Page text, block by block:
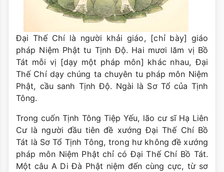
Đại Thế Chí là người khải giáo, [chỉ bày] giáo
pháp Niệm Phật tu Tịnh Độ. Hai mươi lăm vị Bồ
Tát mỗi vị [dạy một pháp môn] khác nhau, Đại
Thế Chí dạy chúng ta chuyên tu pháp môn Niệm
Phật, cầu sanh Tịnh Độ. Ngài là Sơ Tổ của Tịnh
Tông.
Trong cuốn Tịnh Tông Tiệp Yếu, lão cư sĩ Hạ Liên
Cư là người đầu tiên đề xướng Đại Thế Chí Bồ
Tát là Sơ Tổ Tịnh Tông, trong hư không đề xướng
pháp môn Niệm Phật chỉ có Đại Thế Chí Bồ Tát.
Một câu A Di Đà Phật niệm đến cùng cực, từ sơ